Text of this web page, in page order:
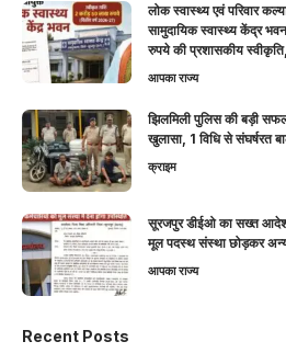
लोक स्वास्थ्य एवं परिवार
सामुदायिक स्वास्थ्य केंद्र
रुपये की प्रशासकीय स्वीकृति,
आपका राज्य
झिलमिली पुलिस की बड़ी
खुलासा, 1 विधि से संघर्षरत
क्राइम
सूरजपुर डीईओ का सख्त आदेश:
मूल पदस्थ संस्था छोड़कर अन्य
आपका राज्य
Recent Posts